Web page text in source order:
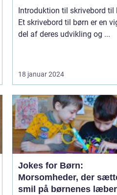
Introduktion til skrivebord til
Et skrivebord til børn er en
del af deres udvikling og ...
18 januar 2024
Jokes for Børn:
Morsomheder, der
smil på børnenes læber